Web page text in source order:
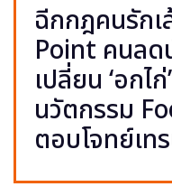
ฉีกกฎคนรัก
Point คนลด
เปลี่ยน ‘อกไก่
นวัตกรรม
ตอบโจทย์เท